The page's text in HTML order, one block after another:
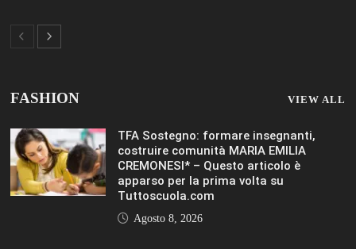
FASHION VIEW ALL
TFA Sostegno: formare insegnanti,
costruire comunità MARIA EMILIA
CREMONESI* – Questo articolo è
apparso per la prima volta su
Tuttoscuola.com
Agosto 8, 2026